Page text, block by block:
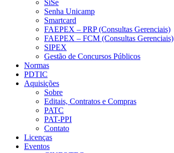
SiSe
Senha Unicamp
Smartcard
FAEPEX – PRP (Consultas Gerenciais)
FAEPEX – FCM (Consultas Gerenciais)
SIPEX
Gestão de Concursos Públicos
Normas
PDTIC
Aquisições
Sobre
Editais, Contratos e Compras
PATC
PAT-PPI
Contato
Licenças
Eventos